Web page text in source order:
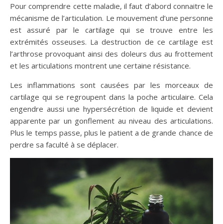
Pour comprendre cette maladie, il faut d’abord connaitre le
mécanisme de l’articulation. Le mouvement d’une personne
est assuré par le cartilage qui se trouve entre les
extrémités osseuses. La destruction de ce cartilage est
l’arthrose provoquant ainsi des doleurs dus au frottement
et les articulations montrent une certaine résistance.
Les inflammations sont causées par les morceaux de
cartilage qui se regroupent dans la poche articulaire. Cela
engendre aussi une hypersécrétion de liquide et devient
apparente par un gonflement au niveau des articulations.
Plus le temps passe, plus le patient a de grande chance de
perdre sa faculté à se déplacer.